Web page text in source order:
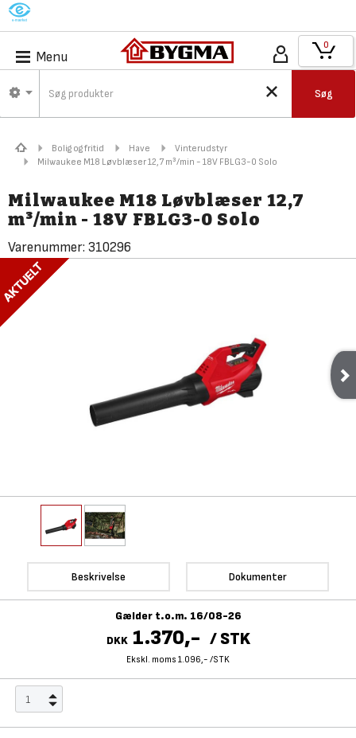
M
Menu
Søg
0
Bolig og fritid Have
Vinterudstyr
Milwaukee M18 Løvblæser 12,7 m³/min - 18V FBLG3-0 Solo
Milwaukee M18 Løvblæser 12,7
m³/min - 18V FBLG3-0 Solo
Varenummer: 310296
Beskrivelse Dokumenter
Gælder t.o.m. 16/08-26
DKK 1.370,- / STK
Ekskl. moms 1.096,- /STK